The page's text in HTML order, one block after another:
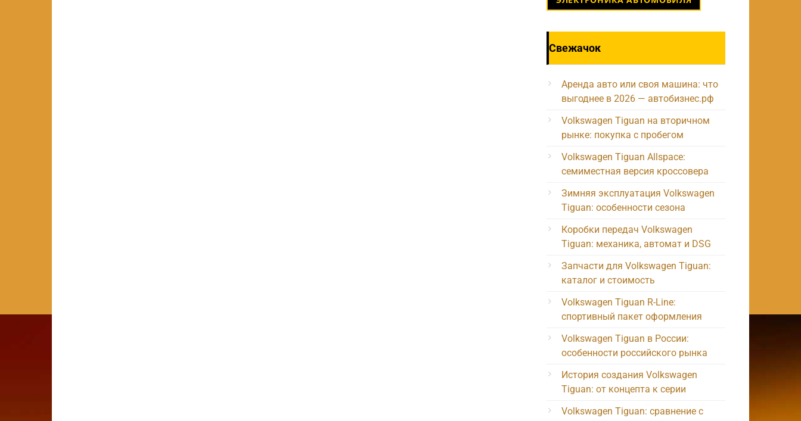
Свежачок
Аренда авто или своя машина: что
выгоднее в 2026 — автобизнес.рф
Volkswagen Tiguan на вторичном
рынке: покупка с пробегом
Volkswagen Tiguan Allspace:
семиместная версия кроссовера
Зимняя эксплуатация Volkswagen
Tiguan: особенности сезона
Коробки передач Volkswagen
Tiguan: механика, автомат и DSG
Запчасти для Volkswagen Tiguan:
каталог и стоимость
Volkswagen Tiguan R-Line:
спортивный пакет оформления
Volkswagen Tiguan в России:
особенности российского рынка
История создания Volkswagen
Tiguan: от концепта к серии
Volkswagen Tiguan: сравнение с